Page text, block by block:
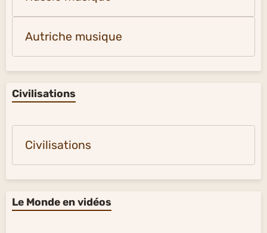
Amérique latine musique
Russie musique
Autriche musique
Civilisations
Civilisations